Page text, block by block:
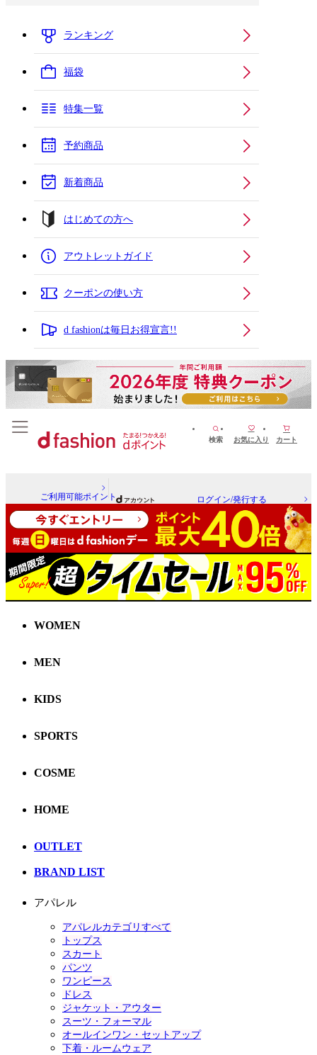
ランキング
福袋
特集一覧
予約商品
新着商品
はじめての方へ
アウトレットガイド
クーポンの使い方
d fashionは毎日お得宣言!!
検索 お気に入り カート
ご利用可能ポイント ログイン/発行する
WOMEN
MEN
KIDS
SPORTS
COSME
HOME
OUTLET
BRAND LIST
アパレル
アパレルカテゴリすべて
トップス
スカート
パンツ
ワンピース
ドレス
ジャケット・アウター
スーツ・フォーマル
オールインワン・セットアップ
下着・ルームウェア